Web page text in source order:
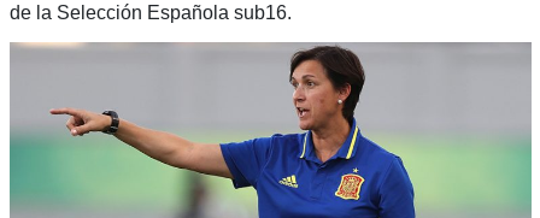
de la Selección Española sub16.